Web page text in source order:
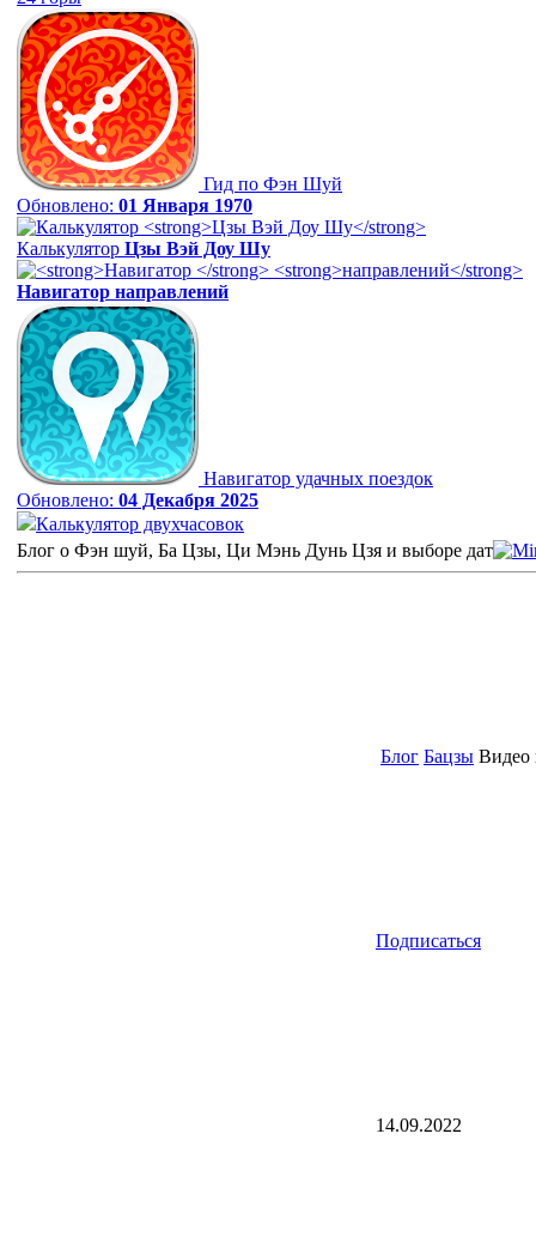
Гид по Фэн Шуй
Обновлено: 01 Января 1970
Калькулятор Цзы Вэй Доу Шу
Навигатор направлений
Навигатор удачных поездок
Обновлено: 04 Декабря 2025
Калькулятор двухчасовок
Блог о Фэн шуй, Ба Цзы, Ци Мэнь Дунь Цзя и выборе дат
Блог Бацзы Видео
Подписаться
14.09.2022